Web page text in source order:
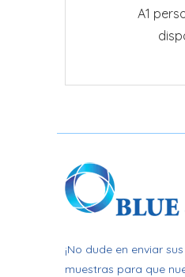
A1
¡No dude en enviar
muestras para que